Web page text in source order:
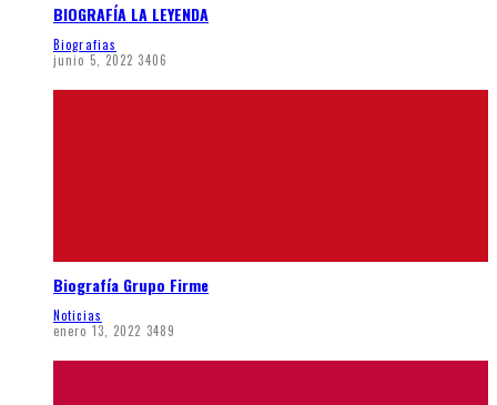
BIOGRAFÍA LA LEYENDA
Biografias
junio 5, 2022 3406
Biografía Grupo Firme
Noticias
enero 13, 2022 3489